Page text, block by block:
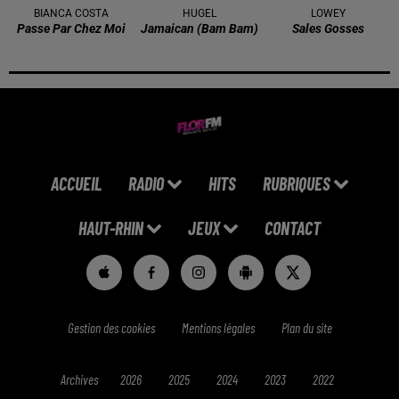
BIANCA COSTA
Passe Par Chez Moi
HUGEL
Jamaican (bam Bam)
LOWEY
Sales Gosses
ACCUEIL RADIO HITS RUBRIQUES
HAUT-RHIN JEUX CONTACT
Gestion des cookies Mentions légales Plan du site
Archives 2026 2025 2024 2023 2022